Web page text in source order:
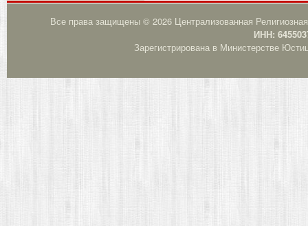
Все права защищены © 2026 Централизованная
ИНН:
Зарегистрирована в Министерстве